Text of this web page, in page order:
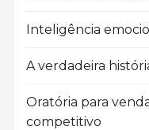
Inteligência
A verdadeira
Oratória para
competitivo